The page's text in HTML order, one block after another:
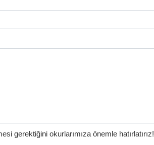
gerektiğini okurlarımıza önemle hatırlatırız!